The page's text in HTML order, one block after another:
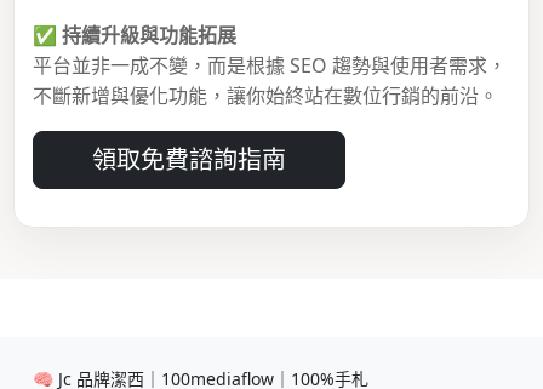
✅ 持續升級與功能拓展
平台並非一成不變，而是根據 SEO 趨勢與使用者需求，
不斷新增與優化功能，讓你始終站在數位行銷的前沿。
領取免費諮詢指南
🧠 Jc 品牌潔西｜100mediaflow｜100%手札